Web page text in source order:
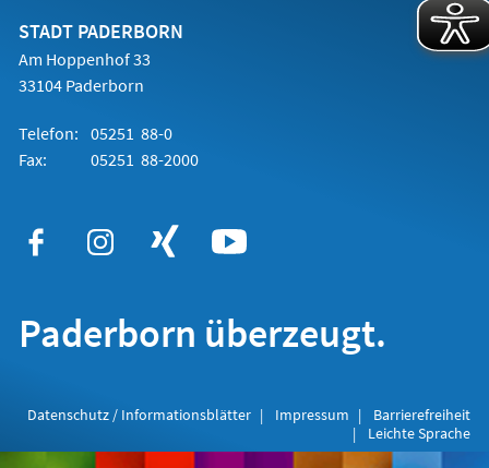
STADT PADERBORN
Am Hoppenhof 33
33104 Paderborn
Telefon: 05251 88-0
Fax:
05251 88-2000
Paderborn überzeugt.
Datenschutz / Informationsblätter Impressum
Barrierefreiheit
Leichte Sprache